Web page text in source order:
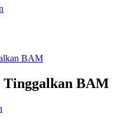
BAM